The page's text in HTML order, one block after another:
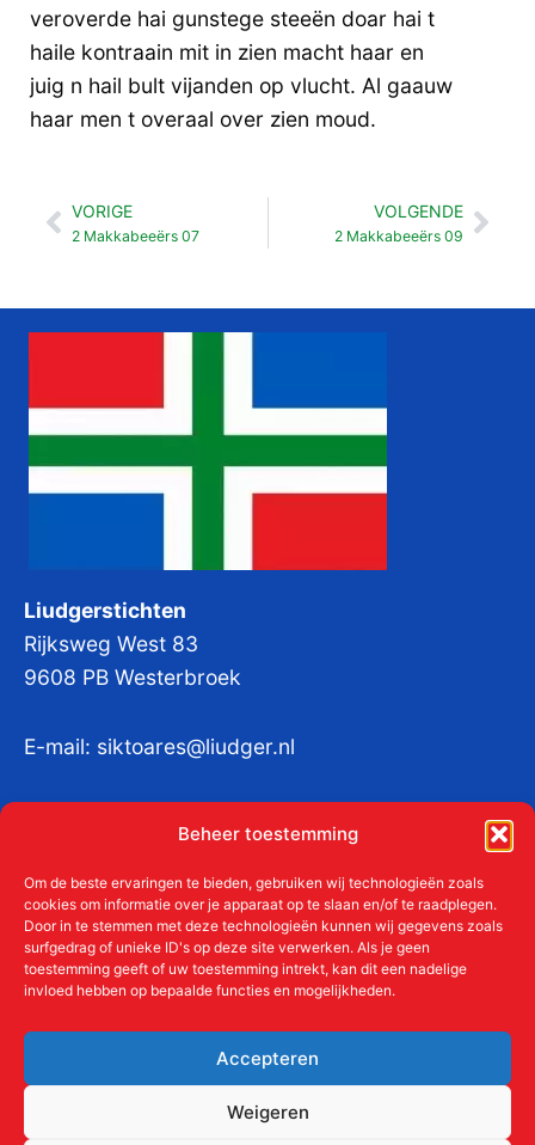
Beheer toestemming
Om de beste ervaringen te bieden, gebruiken wij technologieën zoals
cookies om informatie over je apparaat op te slaan en/of te raadplegen.
Door in te stemmen met deze technologieën kunnen wij gegevens zoals
surfgedrag of unieke ID's op deze site verwerken. Als je geen
toestemming geeft of uw toestemming intrekt, kan dit een nadelige
invloed hebben op bepaalde functies en mogelijkheden.
Accepteren
Weigeren
veroverde hai gunstege steeën doar hai t
haile kontraain mit in zien macht haar en
juig n hail bult vijanden op vlucht. Al gaauw
haar men t overaal over zien moud.
Vorige
VORIGE
2 Makkabeeërs 07
VOLGENDE
2 Makkabeeërs 09
Liudgerstichten
Rijksweg West 83
9608 PB Westerbroek
E-mail: siktoares@liudger.nl
KvKnr:41011712
Meer over de Liudgerstichten
Aanmelden als donateur
ANBI